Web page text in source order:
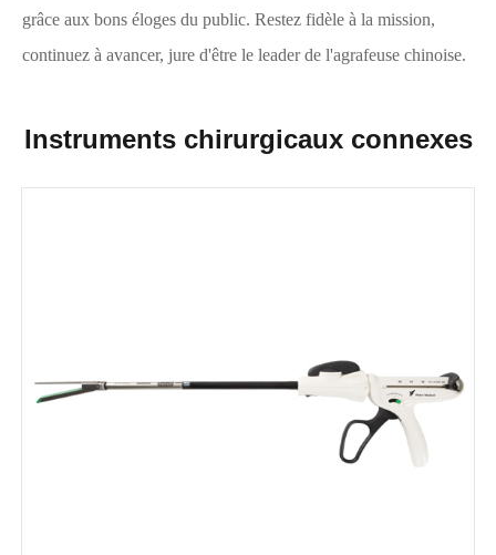
grâce aux bons éloges du public. Restez fidèle à la mission,
continuez à avancer, jure d'être le leader de l'agrafeuse chinoise.
Instruments chirurgicaux connexes